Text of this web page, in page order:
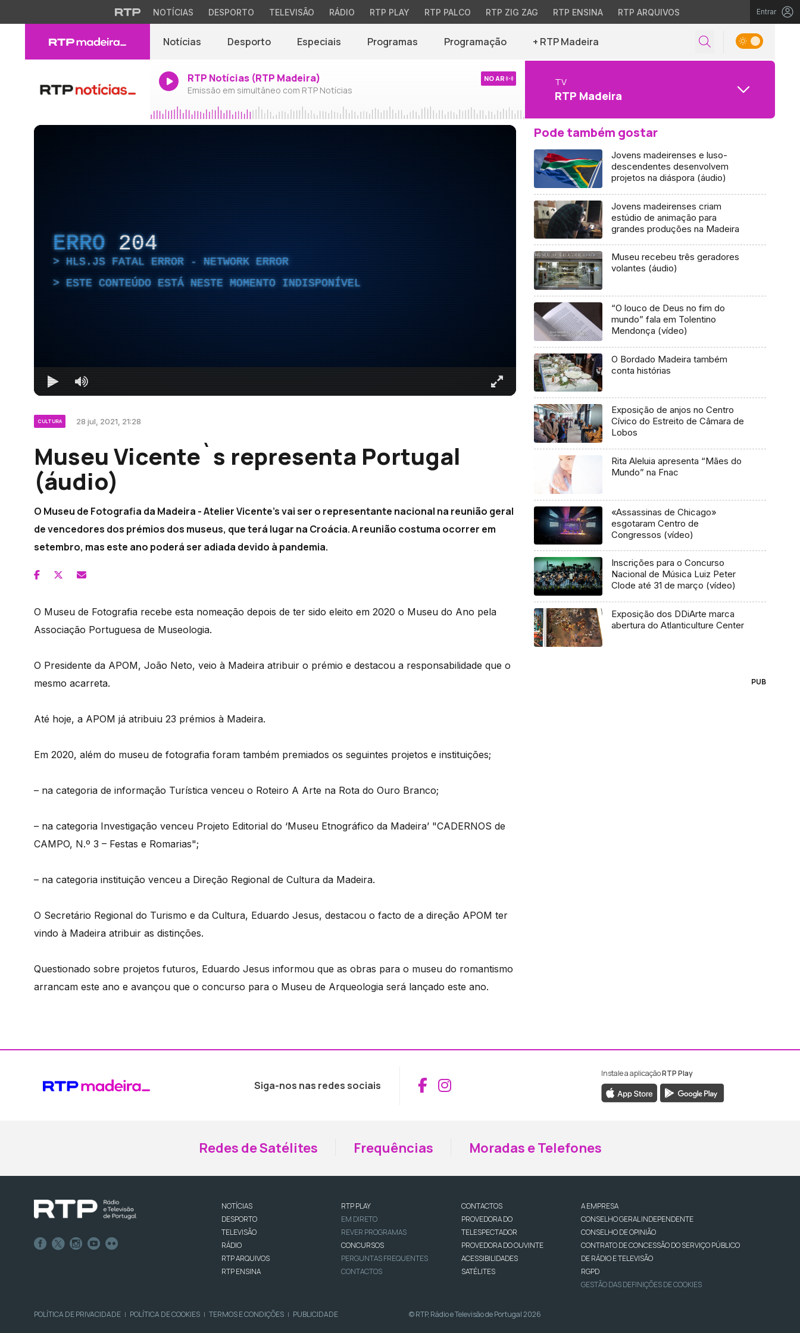
NOTÍCIAS DESPORTO TELEVISÃO RÁDIO RTP PLAY RTP PALCO RTP ZIG ZAG RTP ENSINA RTP ARQUIVOS Entrar
Notícias Desporto Especiais Programas Programação + RTP Madeira
RTP Notícias (RTP Madeira)
Emissão em simultâneo com RTP Notícias
NO AR TV
RTP Madeira
ERRO 204
HLS.JS FATAL ERROR - NETWORK ERROR
ESTE CONTEÚDO ESTÁ NESTE MOMENTO INDISPONÍVEL
CULTURA 28 jul, 2021, 21:28
Museu Vicente`s representa Portugal
(áudio)
O Museu de Fotografia da Madeira - Atelier Vicente's vai ser o representante nacional na reunião geral
de vencedores dos prémios dos museus, que terá lugar na Croácia. A reunião costuma ocorrer em
setembro, mas este ano poderá ser adiada devido à pandemia.
O Museu de Fotografia recebe esta nomeação depois de ter sido eleito em 2020 o Museu do Ano pela
Associação Portuguesa de Museologia.
O Presidente da APOM, João Neto, veio à Madeira atribuir o prémio e destacou a responsabilidade que o
mesmo acarreta.
Até hoje, a APOM já atribuiu 23 prémios à Madeira.
Em 2020, além do museu de fotografia foram também premiados os seguintes projetos e instituições;
– na categoria de informação Turística venceu o Roteiro A Arte na Rota do Ouro Branco;
– na categoria Investigação venceu Projeto Editorial do ‘Museu Etnográfico da Madeira’ "CADERNOS de
CAMPO, N.º 3 – Festas e Romarias";
– na categoria instituição venceu a Direção Regional de Cultura da Madeira.
O Secretário Regional do Turismo e da Cultura, Eduardo Jesus, destacou o facto de a direção APOM ter
vindo à Madeira atribuir as distinções.
Questionado sobre projetos futuros, Eduardo Jesus informou que as obras para o museu do romantismo
arrancam este ano e avançou que o concurso para o Museu de Arqueologia será lançado este ano.
Pode também gostar
Jovens madeirenses e luso-
descendentes desenvolvem
projetos na diáspora (áudio)
Jovens madeirenses criam
estúdio de animação para
grandes produções na Madeira
Museu recebeu três geradores
volantes (áudio)
“O louco de Deus no fim do
mundo” fala em Tolentino
Mendonça (vídeo)
O Bordado Madeira também
conta histórias
Exposição de anjos no Centro
Cívico do Estreito de Câmara de
Lobos
Rita Aleluia apresenta “Mães do
Mundo” na Fnac
«Assassinas de Chicago»
esgotaram Centro de
Congressos (vídeo)
Inscrições para o Concurso
Nacional de Música Luiz Peter
Clode até 31 de março (vídeo)
Exposição dos DDiArte marca
abertura do Atlanticulture Center
PUB
Siga-nos nas redes sociais Aceder ao Facebook da RTP Madeira
Aceder ao Instagram da RTP Madeira
Instale a aplicaçãoRTP Play
Redes de Satélites Frequências Moradas e Telefones
NOTÍCIAS
DESPORTO
TELEVISÃO
RÁDIO
RTP ARQUIVOS
RTP ENSINA
RTP PLAY
EM DIRETO
REVER PROGRAMAS
CONCURSOS
PERGUNTAS FREQUENTES
CONTACTOS
CONTACTOS
PROVEDORA DO
TELESPECTADOR
PROVEDORA DO OUVINTE
ACESSIBILIDADES
SATÉLITES
A EMPRESA
CONSELHO GERAL INDEPENDENTE
CONSELHO DE OPINIÃO
CONTRATO DE CONCESSÃO DO SERVIÇO PÚBLICO
DE RÁDIO E TELEVISÃO
RGPD
GESTÃO DAS DEFINIÇÕES DE COOKIES
POLÍTICA DE PRIVACIDADE | POLÍTICA DE COOKIES | TERMOS E CONDIÇÕES | PUBLICIDADE © RTP, Rádio e Televisão de Portugal 2026